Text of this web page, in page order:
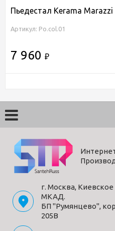
Пьедестал Kerama Marazzi
Артикул: Po.col.01
7 960 ₽
г. Москва,
МКАД.
БП "Румянцево",
205В